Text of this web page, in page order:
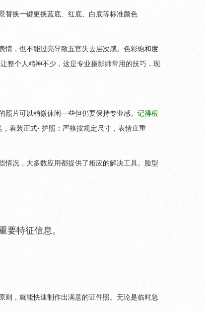
替换一键更换蓝底、红底、白底等标准颜色
情，也不能过亮导致五官失去层次感。色彩饱和度
整个人精神不少，这是专业摄影师常用的技巧，现
片可以稍微休闲一些但仍要保持专业感。 记得根
，着装正式• 护照：严格按规定尺寸，表情庄重
情况，大多数应用都提供了相应的解决工具。脸型
要特征信息。
则，就能快速制作出满意的证件照。无论是临时急